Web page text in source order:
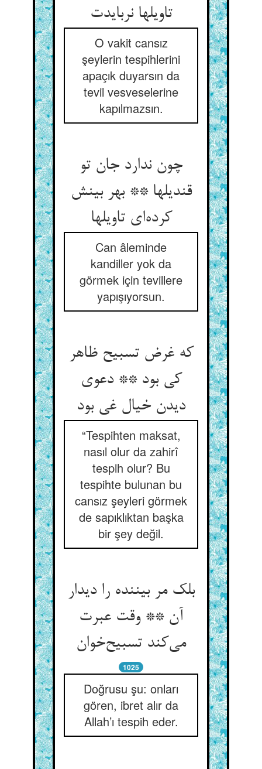
تاویلها نربایدت
O vakit cansız
şeylerin tespihlerini
apaçık duyarsın da
tevil vesveselerine
kapılmazsın.
چون ندارد جان تو
قندیلها ** بهر بینش
کرده‌ای تاویلها
Can âleminde
kandiller yok da
görmek için tevillere
yapışıyorsun.
که غرض تسبیح ظاهر
کی بود ** دعوی
دیدن خیال غی بود
“Tespihten maksat,
nasıl olur da zahirî
tespih olur? Bu
tespihte bulunan bu
cansız şeyleri görmek
de sapıklıktan başka
bir şey değil.
بلک مر بیننده را دیدار
آن ** وقت عبرت
می‌کند تسبیح‌خوان
1025
Doğrusu şu: onları
gören, ibret alır da
Allah’ı tespih eder.